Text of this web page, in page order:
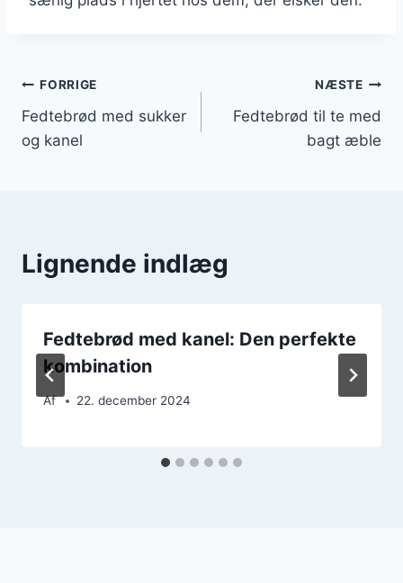
Indlægsnavigation
FORRIGE
Fedtebrød med sukker
og kanel
NÆSTE
Fedtebrød til te med
bagt æble
Lignende indlæg
Fedtebrød med kanel: Den perfekte
kombination
Af 22. december 2024